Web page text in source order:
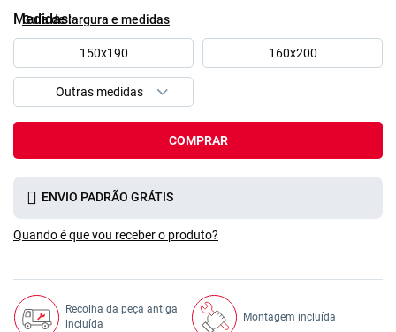
Guía de largura e medidas
Medidas
150x190 160x200
COMPRAR
ENVIO PADRÃO GRÁTIS
Quando é que vou receber o produto?
Recolha da peça antiga
incluída
Montagem incluída